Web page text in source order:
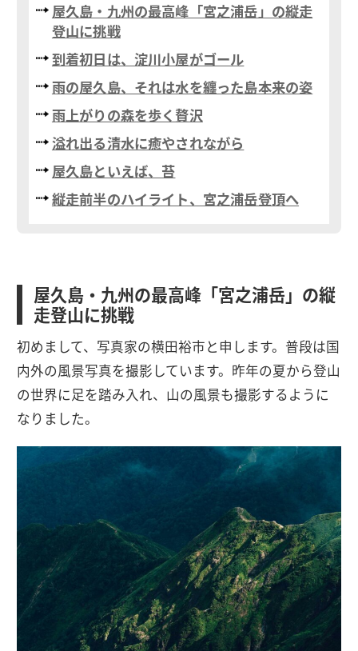
屋久島・九州の最高峰「宮之浦岳」の縦走
登山に挑戦
到着初日は、淀川小屋がゴール
雨の屋久島、それは水を纏った島本来の姿
雨上がりの森を歩く贅沢
溢れ出る清水に癒やされながら
屋久島といえば、苔
縦走前半のハイライト、宮之浦岳登頂へ
屋久島・九州の最高峰「宮之浦岳」の縦
走登山に挑戦
初めまして、写真家の横田裕市と申します。普段は国
内外の風景写真を撮影しています。昨年の夏から登山
の世界に足を踏み入れ、山の風景も撮影するように
なりました。